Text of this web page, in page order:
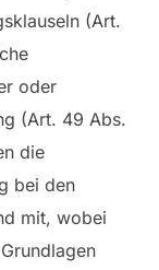
(Art.
oder
(Art. 49 Abs.
die
bei den
mit, wobei